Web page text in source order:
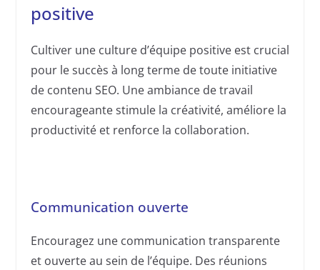
positive
Cultiver une culture d’équipe positive est crucial
pour le succès à long terme de toute initiative
de contenu SEO. Une ambiance de travail
encourageante stimule la créativité, améliore la
productivité et renforce la collaboration.
Communication ouverte
Encouragez une communication transparente
et ouverte au sein de l’équipe. Des réunions